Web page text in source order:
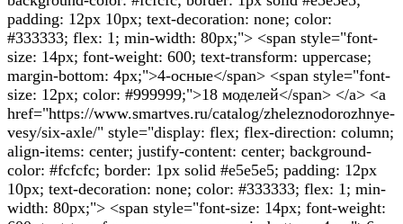
padding: 12px 10px; text-decoration: none; color:
#333333; flex: 1; min-width: 80px;"> <span style="font-
size: 14px; font-weight: 600; text-transform: uppercase;
margin-bottom: 4px;">4-осные</span> <span style="font-
size: 12px; color: #999999;">18 моделей</span> </a> <a
href="https://www.smartves.ru/catalog/zheleznodorozhnye-
vesy/six-axle/" style="display: flex; flex-direction: column;
align-items: center; justify-content: center; background-
color: #fcfcfc; border: 1px solid #e5e5e5; padding: 12px
10px; text-decoration: none; color: #333333; flex: 1; min-
width: 80px;"> <span style="font-size: 14px; font-weight: